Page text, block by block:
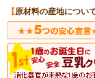
【原材料の産地につい